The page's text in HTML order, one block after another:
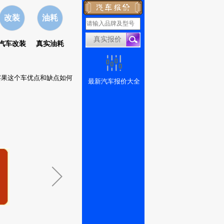
改装
车改装
油耗
真实油耗
这个车优点和缺点如何 最新汽车报价大全